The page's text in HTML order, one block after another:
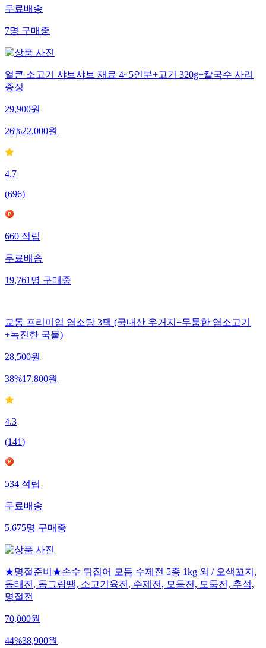
무료배송
7명 구매중
얼큰 소고기 샤브샤브 재료 4~5인분+고기 320g+칼국수 사리
증정
29,900원
26%22,000원
4.7
(696)
660 적립
무료배송
19,761 명 구매중
교동 프리미엄 염소탕 3팩 (국내산 우거지+두툼한 염소고기
+녹진한 국물)
28,500원
38%17,800원
4.3
(141)
534 적립
무료배송
5,675명 구매중
★명절준비★손수 뒤집어 모듬 수제전 5종 1kg 외 / 오색꼬지,
동태전, 동그랑땡, 소고기육전, 수제전, 모듬전, 모둠전, 추석,
명절전
70,000원
44%38,900원